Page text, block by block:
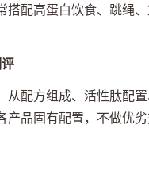
配高蛋白饮食、跳绳
从配方组成、活性肽配
品固有配置，不做优劣